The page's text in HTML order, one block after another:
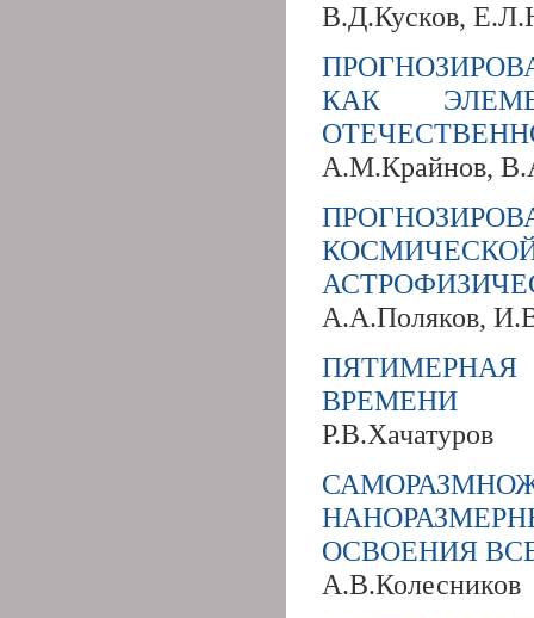
В.Д.Кусков,
КАК
А.М.Крайнов,
А.А.Поляков,
ВРЕМЕНИ
Р.В.Хачатуров
ОСВОЕНИЯ
А.В.Колесников